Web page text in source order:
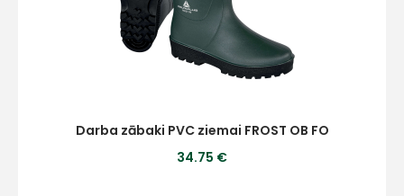
Darba zābaki PVC ziemai FROST OB FO
34.75 €